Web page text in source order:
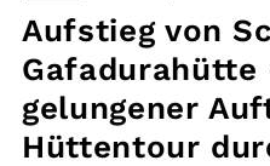
Aufstieg von
Gafadurahütte
gelungener
Hüttentour